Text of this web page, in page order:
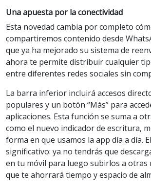
Una apuesta por la conectividad
Esta novedad cambia por completo
compartiremos contenido desde
que ya ha mejorado su sistema de
ahora te permite distribuir cualquier
entre diferentes redes sociales sin
La barra inferior incluirá accesos
populares y un botón “Más” para
aplicaciones. Esta función se suma a
como el nuevo indicador de escritura,
forma en que usamos la app día a día.
significativo: ya no tendrás que
en tu móvil para luego subirlos a otras
que te ahorrará tiempo y espacio de